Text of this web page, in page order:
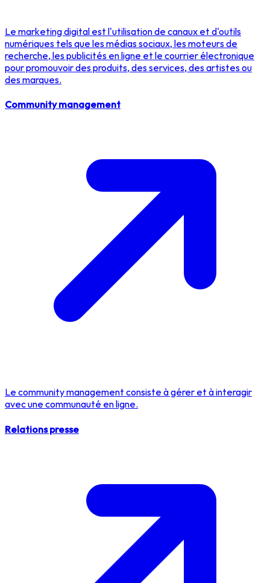
Le marketing digital est l'utilisation de canaux et d'outils
numériques tels que les médias sociaux, les moteurs de
recherche, les publicités en ligne et le courrier électronique
pour promouvoir des produits, des services, des artistes ou
des marques.
Community management
Le community management consiste à gérer et à interagir
avec une communauté en ligne.
Relations presse